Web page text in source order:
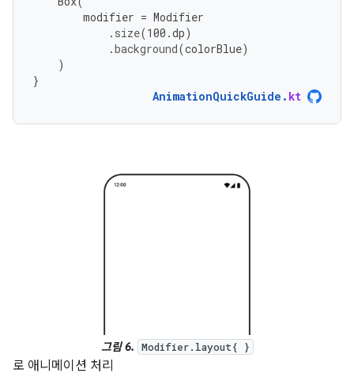
modifier = Modifier
. size(100.dp)
.background(colorBlue)
)
}
AnimationQuickGuide . kt
그림 6. Modifier.layout{ }
로 애니메이션 처리